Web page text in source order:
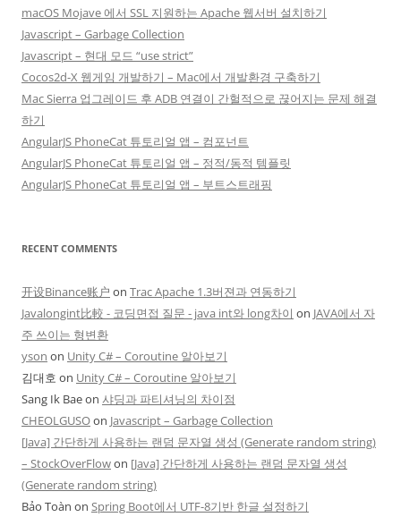
macOS Mojave 에서 SSL 지원하는 Apache 웹서버 설치하기
Javascript – Garbage Collection
Javascript – 현대 모드 “use strict”
Cocos2d-X 웹게임 개발하기 – Mac에서 개발환경 구축하기
Mac Sierra 업그레이드 후 ADB 연결이 간헐적으로 끊어지는 문제 해결
하기
AngularJS PhoneCat 튜토리얼 앱 – 컴포넌트
AngularJS PhoneCat 튜토리얼 앱 – 정적/동적 템플릿
AngularJS PhoneCat 튜토리얼 앱 – 부트스트래핑
RECENT COMMENTS
开设Binance账户 on Trac Apache 1.3버젼과 연동하기
Javalongint比較 - 코딩면접 질문 - java int와 long차이 on JAVA에서 자
주 쓰이는 형변환
yson on Unity C# – Coroutine 알아보기
김대호 on Unity C# – Coroutine 알아보기
Sang Ik Baeon 샤딩과 파티셔닝의 차이점
CHEOLGUSOon Javascript – Garbage Collection
[Java] 간단하게 사용하는 랜덤 문자열 생성 (Generate random string)
– StockOverFlowon [Java] 간단하게 사용하는 랜덤 문자열 생성
(Generate random string)
Bảo Toàn on Spring Boot에서 UTF-8기반 한글 설정하기